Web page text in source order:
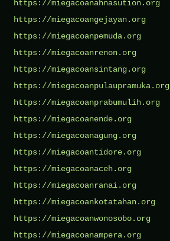
https://miegacoanahnasution.org
https://miegacoangejayan.org
https://miegacoanpemuda.org
https://miegacoanrenon.org
https://miegacoansintang.org
https://miegacoanpulaupramuka.org
https://miegacoanprabumulih.org
https://miegacoanende.org
https://miegacoanagung.org
https://miegacoantidore.org
https://miegacoanaceh.org
https://miegacoanranai.org
https://miegacoankotatahan.org
https://miegacoanwonosobo.org
https://miegacoanampera.org